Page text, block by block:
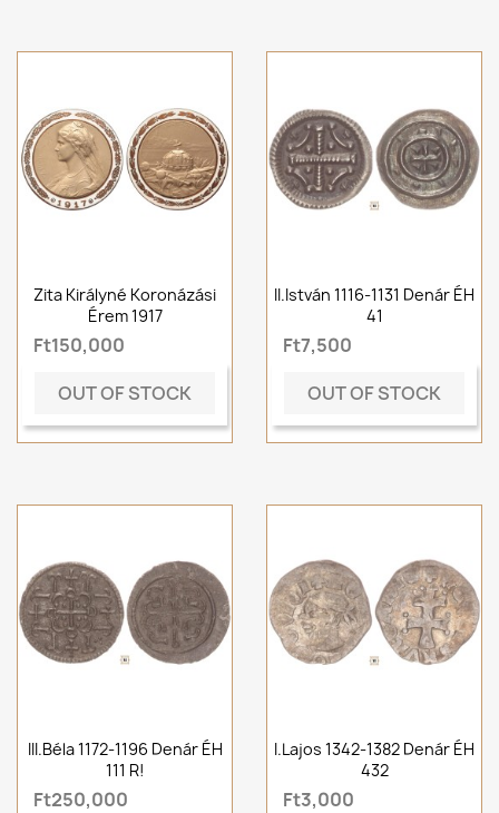
Zita Királyné Koronázási
Érem 1917
Ft150,000
OUT OF STOCK
II.István 1116-1131 Denár ÉH
41
Ft7,500
OUT OF STOCK
III.Béla 1172-1196 Denár ÉH
111 R!
Ft250,000
I.Lajos 1342-1382 Denár ÉH
432
Ft3,000